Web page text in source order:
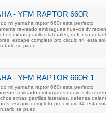
- YFM RAPTOR 660R
mi yamaha raptor 660r esta perfecto
revisado embragues nuevos itv
extras parrillas laterales, defensa
escape completo pro circuid t4. esta
se pued
- YFM RAPTOR 660R 1
mi yamaha raptor 660r esta perfecto
revisado embragues nuevos itv
extras parrillas laterales, defensa
escape completo pro circuid t4. esta
se pued